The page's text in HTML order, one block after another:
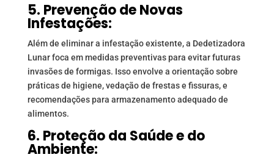
5. Prevenção de Novas
Infestações:
Além de eliminar a infestação existente, a Dedetizadora
Lunar foca em medidas preventivas para evitar futuras
invasões de formigas. Isso envolve a orientação sobre
práticas de higiene, vedação de frestas e fissuras, e
recomendações para armazenamento adequado de
alimentos.
6. Proteção da Saúde e do
Ambiente: